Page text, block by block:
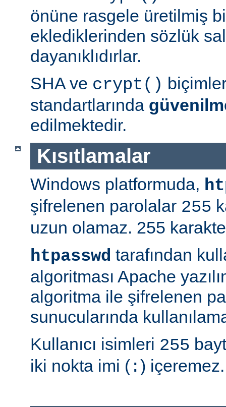
önüne rasgele üretilmiş
eklediklerinden sözlük
dayanıklıdırlar.
SHA ve crypt()
standartlarında
edilmektedir.
Kısıtlamalar
Windows platformuda,
şifrelenen parolalar 255
uzun olamaz. 255
htpasswd tarafından
algoritması Apache
algoritma ile şifrelenen
sunucularında
Kullanıcı isimleri 255
iki nokta imi ( :) içeremez.